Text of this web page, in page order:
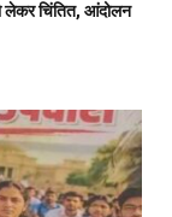
लेकर चिंतित, आंदोलन